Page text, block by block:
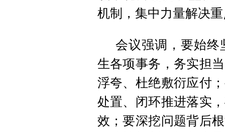
机制，集中力量解决
会议强调，要始终
生各项事务，务实担
浮夸、杜绝敷衍应付
处置、闭环推进落实
效；要深挖问题背后